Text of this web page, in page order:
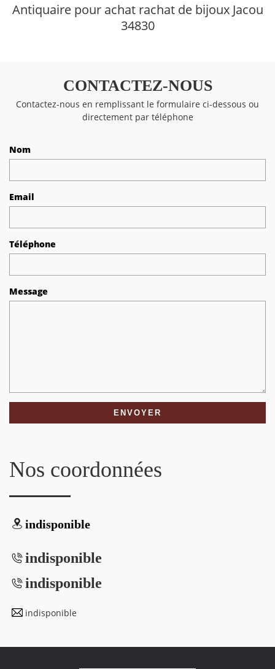
Antiquaire pour achat rachat de bijoux Jacou
34830
CONTACTEZ-NOUS
Contactez-nous en remplissant le formulaire ci-dessous ou
directement par téléphone
Nom
Email
Téléphone
Message
Nos coordonnées
indisponible
indisponible
indisponible
indisponible